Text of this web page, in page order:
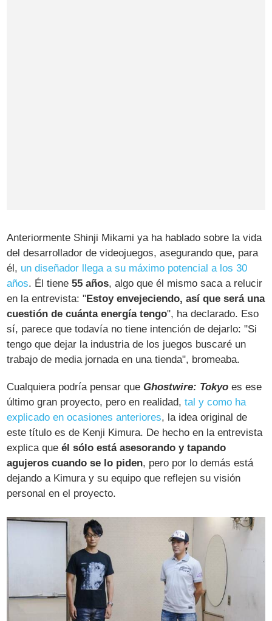
Anteriormente Shinji Mikami ya ha hablado sobre la vida
del desarrollador de videojuegos, asegurando que, para
él, un diseñador llega a su máximo potencial a los 30
años. Él tiene55 años, algo que él mismo saca a relucir
en la entrevista: "Estoy envejeciendo, así que será una
cuestión de cuánta energía tengo", ha declarado. Eso
sí, parece que todavía no tiene intención de dejarlo: "Si
tengo que dejar la industria de los juegos buscaré un
trabajo de media jornada en una tienda", bromeaba.
Cualquiera podría pensar que Ghostwire: Tokyo es ese
último gran proyecto, pero en realidad,tal y como ha
explicado en ocasiones anteriores, la idea original de
este título es de Kenji Kimura. De hecho en la entrevista
explica queél sólo está asesorando y tapando
agujeros cuando se lo piden, pero por lo demás está
dejando a Kimura y su equipo que reflejen su visión
personal en el proyecto.